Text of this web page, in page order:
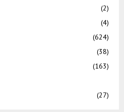
(2)
(4)
(624)
(38)
(163)
(27)